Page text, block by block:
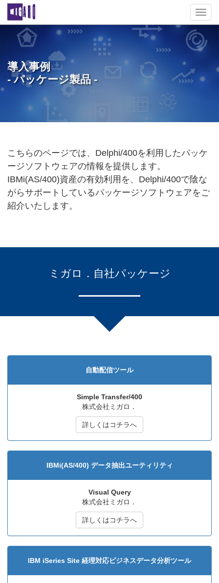
導入事例
- パッケージ製品 -
こちらのページでは、Delphi/400を利用したパッケ
ージソフトウェアの情報を提供します。
IBMi(AS/400)資産の有効利用を、Delphi/400で陰な
がらサポートしているパッケージソフトウェアをご
紹介いたします。
ミガロ．自社パッケージ
自動配信ツール
Simple Transfer/400
株式会社ミガロ．
詳しくはコチラへ
IBMi(AS/400) データ抽出ユーティリティ
Visual Query
株式会社ミガロ．
詳しくはコチラへ
IBM iSeries Site 経理対応ビジネスデータ分析ツール